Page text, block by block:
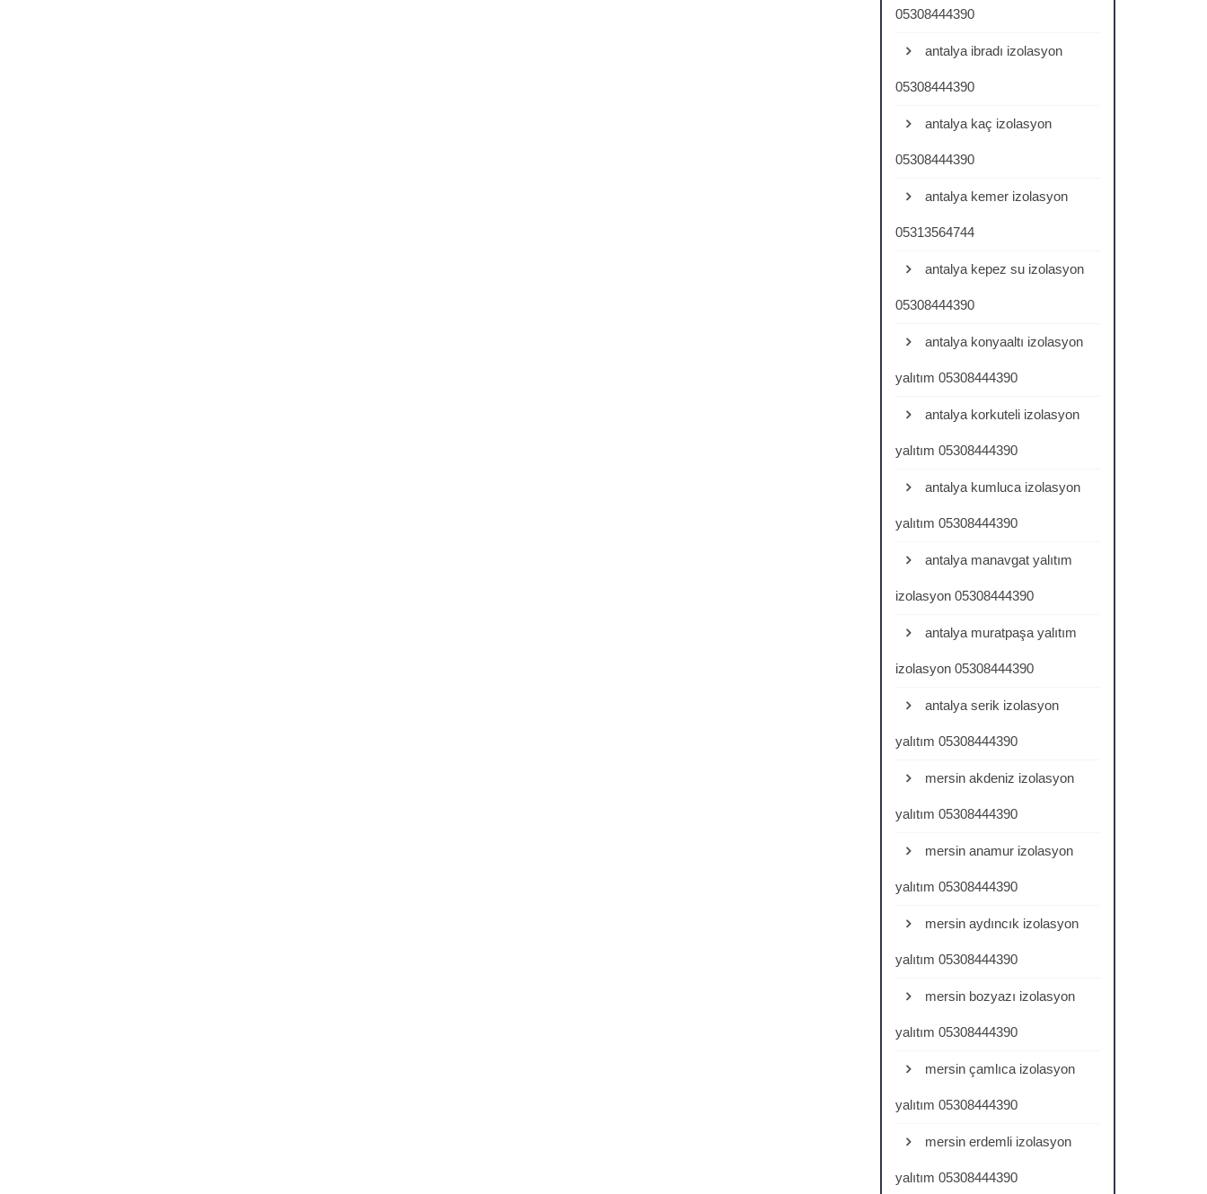
05308444390
antalya ibradı izolasyon
05308444390
antalya kaç izolasyon
05308444390
antalya kemer izolasyon
05313564744
antalya kepez su izolasyon
05308444390
antalya konyaaltı izolasyon
yalıtım 05308444390
antalya korkuteli izolasyon
yalıtım 05308444390
antalya kumluca izolasyon
yalıtım 05308444390
antalya manavgat yalıtım
izolasyon 05308444390
antalya muratpaşa yalıtım
izolasyon 05308444390
antalya serik izolasyon
yalıtım 05308444390
mersin akdeniz izolasyon
yalıtım 05308444390
mersin anamur izolasyon
yalıtım 05308444390
mersin aydıncık izolasyon
yalıtım 05308444390
mersin bozyazı izolasyon
yalıtım 05308444390
mersin çamlıca izolasyon
yalıtım 05308444390
mersin erdemli izolasyon
yalıtım 05308444390